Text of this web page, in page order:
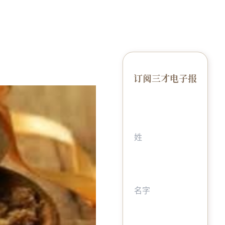
订阅三才电子报